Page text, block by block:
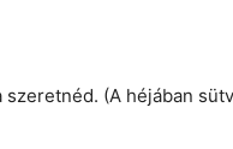
(A héjában